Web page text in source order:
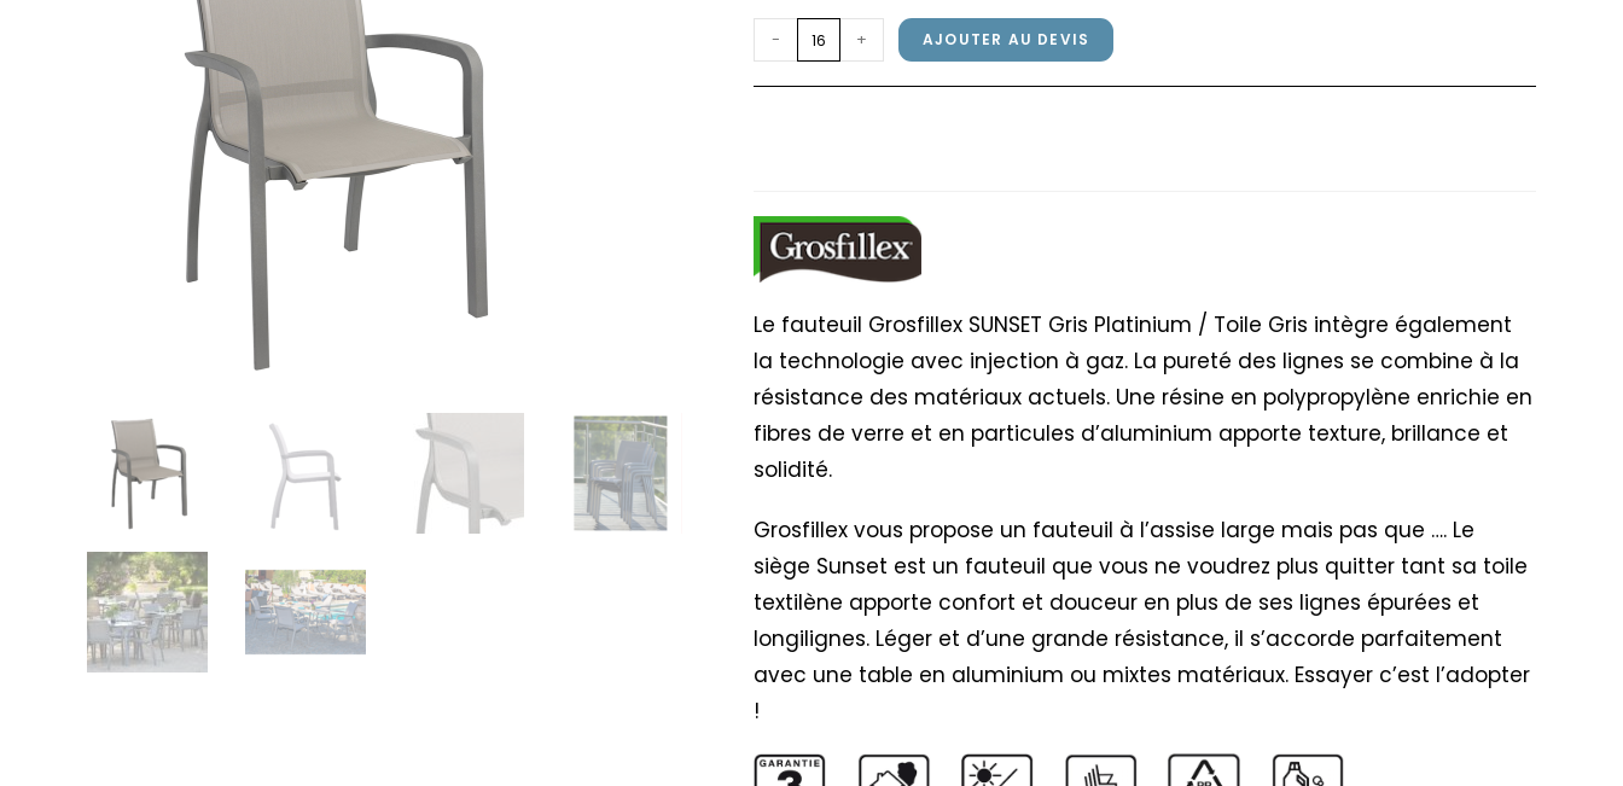
quantité
de
Fauteuil
Platinum
Toile
- + AJOUTER AU DEVIS
Le fauteuil Grosfillex SUNSET Gris Platinium / Toile Gris intègre également
la technologie avec injection à gaz. La pureté des lignes se combine à la
résistance des matériaux actuels. Une résine en polypropylène enrichie en
fibres de verre et en particules d’aluminium apporte texture, brillance et
solidité.
Grosfillex vous propose un fauteuil à l’assise large mais pas que …. Le
siège Sunset est un fauteuil que vous ne voudrez plus quitter tant sa toile
textilène apporte confort et douceur en plus de ses lignes épurées et
longilignes. Léger et d’une grande résistance, il s’accorde parfaitement
avec une table en aluminium ou mixtes matériaux. Essayer c’est l’adopter
!